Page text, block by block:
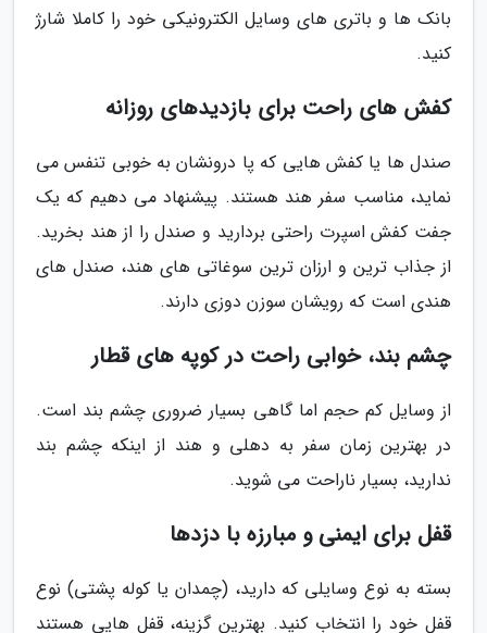
بانک ها و باتری های وسایل الکترونیکی خود را کاملا شارژ
کنید.
کفش های راحت برای بازدیدهای روزانه
صندل ها یا کفش هایی که پا درونشان به خوبی تنفس می
نماید، مناسب سفر هند هستند. پیشنهاد می دهیم که یک
جفت کفش اسپرت راحتی بردارید و صندل را از هند بخرید.
از جذاب ترین و ارزان ترین سوغاتی های هند، صندل های
هندی است که رویشان سوزن دوزی دارند.
چشم بند، خوابی راحت در کوپه های قطار
از وسایل کم حجم اما گاهی بسیار ضروری چشم بند است.
در بهترین زمان سفر به دهلی و هند از اینکه چشم بند
ندارید، بسیار ناراحت می شوید.
قفل برای ایمنی و مبارزه با دزدها
بسته به نوع وسایلی که دارید، (چمدان یا کوله پشتی) نوع
قفل خود را انتخاب کنید. بهترین گزینه، قفل هایی هستند